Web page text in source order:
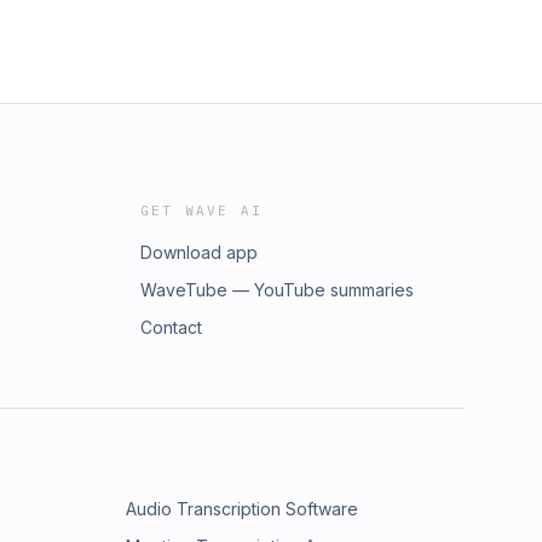
GET WAVE AI
Download app
WaveTube — YouTube summaries
Contact
Audio Transcription Software